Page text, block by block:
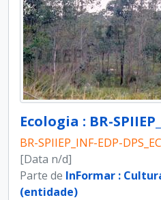
BR-SPIIEP_INF-EDP-
[Data n/d]
Parte de InFormar :
(entidade)